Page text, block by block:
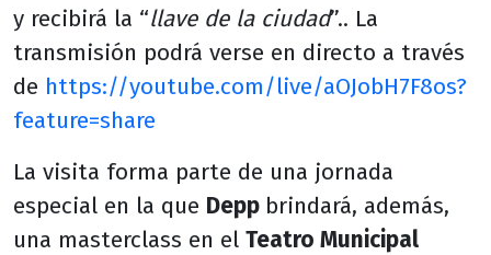
y recibirá la “llave de la ciudad”.. La
transmisión podrá verse en directo a través
de https://youtube.com/live/aOJobH7F8os?
feature=share
La visita forma parte de una jornada
especial en la que Depp brindará, además,
una masterclass en el Teatro Municipal